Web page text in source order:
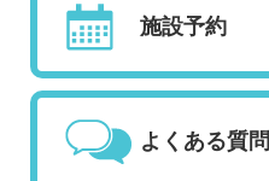
施設予約
よくある質問